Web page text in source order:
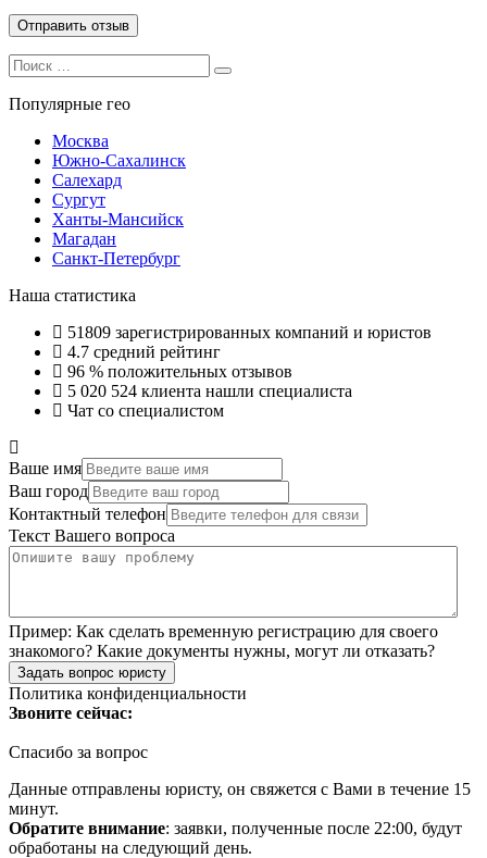
Search
for:
Search
Популярные гео
Москва
Южно-Сахалинск
Салехард
Сургут
Ханты-Мансийск
Магадан
Санкт-Петербург
Наша статистика
51809 зарегистрированных компаний и юристов
4.7 средний рейтинг
96 % положительных отзывов
5 020 524 клиента нашли специалиста
Чат со специалистом
Ваше имя
Ваш город
Контактный телефон
Текст Вашего вопроса
Пример: Как сделать временную регистрацию для своего
знакомого? Какие документы нужны, могут ли отказать?
Задать вопрос юристу
Политика конфиденциальности
Звоните сейчас:
Спасибо за вопрос
Данные отправлены юристу, он свяжется с Вами в течение 15
минут.
Обратите внимание: заявки, полученные после 22:00, будут
обработаны на следующий день.